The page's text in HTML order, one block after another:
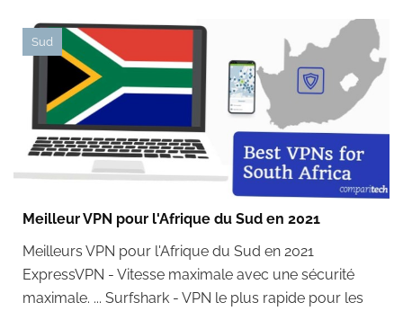
Sud
Meilleur VPN pour l'Afrique du Sud en 2021
Meilleurs VPN pour l'Afrique du Sud en 2021
ExpressVPN - Vitesse maximale avec une sécurité
maximale. ... Surfshark - VPN le plus rapide pour les